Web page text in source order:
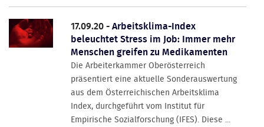
17.09.20 -Arbeitsklima-Index
beleuchtet Stress im Job: Immer mehr
Menschen greifen zu Medikamenten
Die Arbeiterkammer Oberösterreich
präsentiert eine aktuelle Sonderauswertung
aus dem Österreichischen Arbeitsklima
Index, durchgeführt vom Institut für
Empirische Sozialforschung (IFES). Diese ...